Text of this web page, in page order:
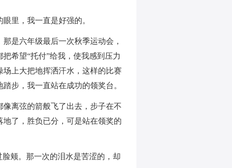
里，我一直是好强的。
是六年级最后一次秋季运动会，
希望“托付”给我，使我感到压力
上大把地挥洒汗水，这样的比赛
步，我一直站在成功的领奖台。
离弦的箭般飞了出去，步子在不
了，胜负已分，可是站在领奖的
颊。那一次的泪水是苦涩的，却